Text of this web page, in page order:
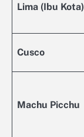
Lima (Ibu Kota)
Cusco
Machu Picchu